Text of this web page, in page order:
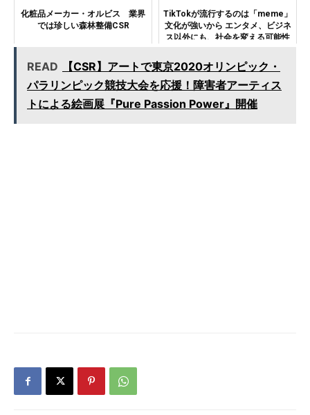
化粧品メーカー・オルビス 業界
では珍しい森林整備CSR
TikTokが流行するのは「meme」
文化が強いから エンタメ、ビジネ
ス以外にも、社会を変える可能性
READ
【CSR】アートで東京2020オリンピック・
パラリンピック競技大会を応援！障害者アーティス
トによる絵画展『Pure Passion Power』開催